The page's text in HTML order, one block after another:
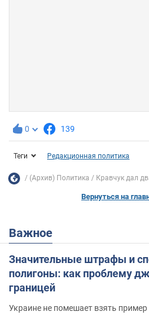
0 139
Теги Редакционная политика
(Архив) Политика Кравчук дал
Вернуться на
Важное
Значительные штрафы и
полигоны: как проблему
границей
Украине не помешает взять